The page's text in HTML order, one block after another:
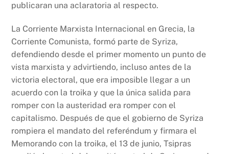
publicaran una aclaratoria al respecto.
La Corriente Marxista Internacional en Grecia, la
Corriente Comunista, formó parte de Syriza,
defendiendo desde el primer momento un punto de
vista marxista y advirtiendo, incluso antes de la
victoria electoral, que era imposible llegar a un
acuerdo con la troika y que la única salida para
romper con la austeridad era romper con el
capitalismo. Después de que el gobierno de Syriza
rompiera el mandato del referéndum y firmara el
Memorando con la troika, el 13 de junio, Tsipras